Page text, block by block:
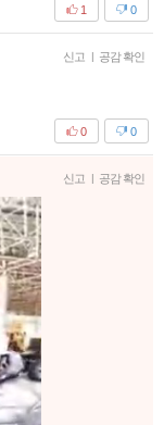
0
1
신고 | 공감 확인
0
0
신고 | 공감 확인